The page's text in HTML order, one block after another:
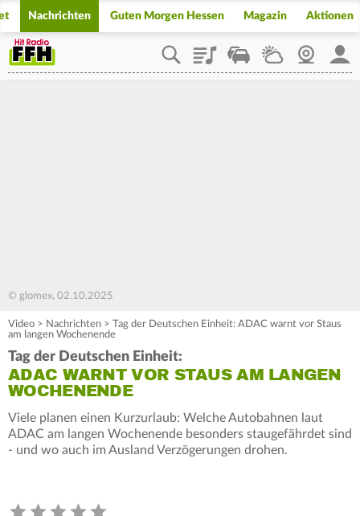
Nachrichten Guten Morgen Hessen Magazin Aktionen
PlaylistStaupilotWetterWebcam
© glomex, 02.10.2025
Video > Nachrichten > Tag der Deutschen Einheit: ADAC warnt vor Staus
am langen Wochenende
Tag der Deutschen Einheit:
ADAC WARNT VOR STAUS AM LANGEN
WOCHENENDE
Viele planen einen Kurzurlaub: Welche Autobahnen laut
ADAC am langen Wochenende besonders staugefährdet sind
- und wo auch im Ausland Verzögerungen drohen.